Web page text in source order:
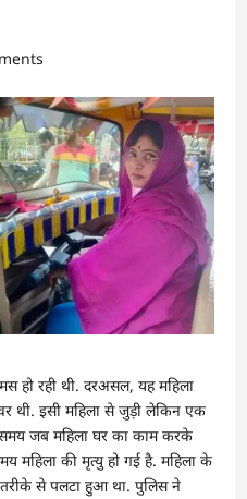
हो रही थी. दरअसल, यह महिला
थी. इसी महिला से जुड़ी लेकिन एक
जब महिला घर का काम करके
महिला की मृत्यु हो गई है. महिला के
से पलटा हुआ था. पुलिस ने